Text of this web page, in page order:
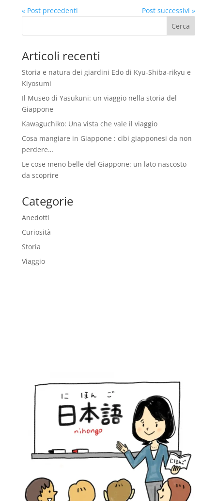
« Post precedenti Post successivi »
Articoli recenti
Storia e natura dei giardini Edo di Kyu-Shiba-rikyu e
Kiyosumi
Il Museo di Yasukuni: un viaggio nella storia del
Giappone
Kawaguchiko: Una vista che vale il viaggio
Cosa mangiare in Giappone : cibi giapponesi da non
perdere…
Le cose meno belle del Giappone: un lato nascosto
da scoprire
Categorie
Anedotti
Curiosità
Storia
Viaggio